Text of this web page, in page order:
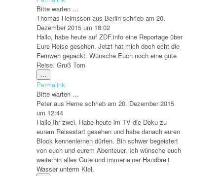
ein-/ausblenden.
Bitte warten …
Thomas Helmsson aus Berlin schrieb am 20.
Dezember 2015 um 18:02
Hallo, habe heute auf ZDF.info eine Reportage über
Eure Reise gesehen. Jetzt hat mich doch echt die
Fernweh gepackt. Wünsche Euch noch eine gute
Reise. Gruß Tom
Metabox
ein-/ausblenden.
Permalink
Bitte warten …
Peteraus Herne schrieb am 20. Dezember 2015
um 12:44
Hallo Ihr zwei, Habe heute im TV die Doku zu
eurem Reisestart gesehen und habe danach euren
Block kennenlernen dürfen. Bin schwer begeistert
von euch und eurem Abenteuer. Ich wünsche euch
weiterhin alles Gute und immer einer Handbreit
Wasser unterm Kiel.